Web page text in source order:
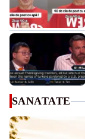
SANATATE